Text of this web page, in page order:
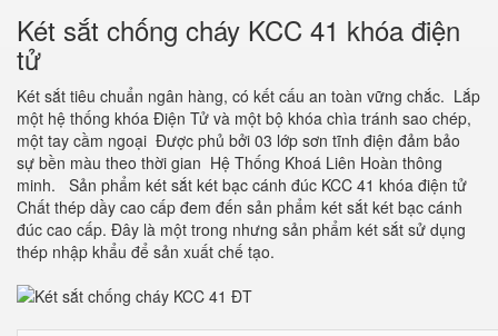
Két sắt chống cháy KCC 41 khóa điện
tử
Két sắt tiêu chuẩn ngân hàng, có kết cấu an toàn vững chắc. Lắp
một hệ thống khóa Điện Tử và một bộ khóa chìa tránh sao chép,
một tay cầm ngoại Được phủ bởi 03 lớp sơn tĩnh điện đảm bảo
sự bền màu theo thời gian Hệ Thống Khoá Liên Hoàn thông
minh. Sản phẩm két sắt két bạc cánh đúc KCC 41 khóa điện tử
Chất thép dầy cao cấp đem đến sản phẩm két sắt két bạc cánh
đúc cao cấp. Đây là một trong nhưng sản phẩm két sắt sử dụng
thép nhập khẩu để sản xuất chế tạo.